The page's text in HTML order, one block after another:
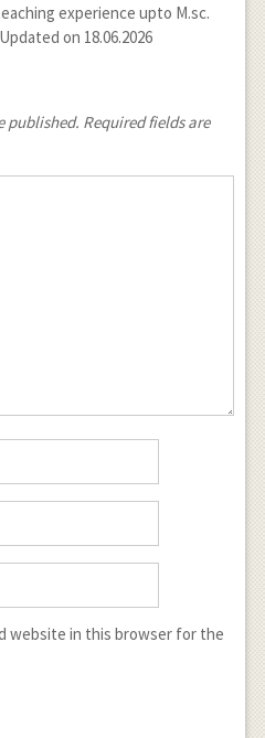
experience upto M.sc.
on 18.06.2026
published. Required fields are
website in this browser for the